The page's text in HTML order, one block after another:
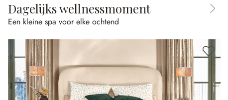
Dagelijks wellnessmoment
Een kleine spa voor elke ochtend